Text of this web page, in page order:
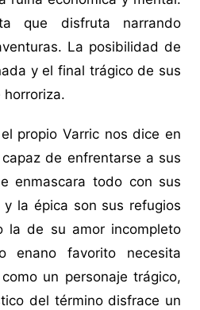
que disfruta narrando
La posibilidad de
y el final trágico de sus
horroriza.
propio Varric nos dice en
de enfrentarse a sus
enmascara todo con sus
la épica son sus refugios
la de su amor incompleto
enano favorito necesita
un personaje trágico,
del término disfrace un